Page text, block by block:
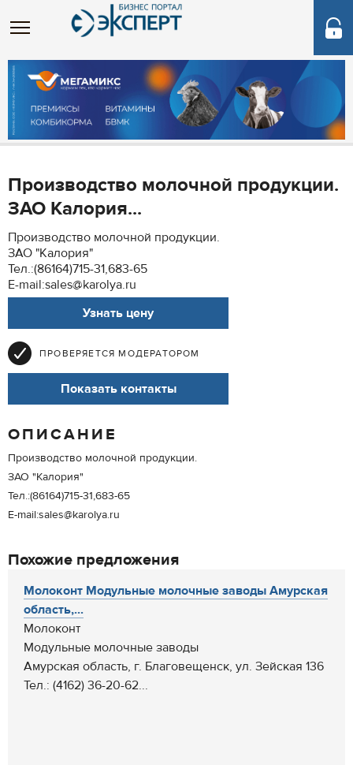
Производство молочной продукции.
ЗАО Калория...
Производство молочной продукции.
ЗАО "Калория"
Тел.:(86164)715-31,683-65
E-mail:sales@karolya.ru
Узнать цену
ПРОВЕРЯЕТСЯ МОДЕРАТОРОМ
Показать контакты
ОПИСАНИЕ
Производство молочной продукции.
ЗАО "Калория"
Тел.:(86164)715-31,683-65
E-mail:sales@karolya.ru
Похожие предложения
Молоконт Модульные молочные заводы Амурская
область,...
Молоконт
Модульные молочные заводы
Амурская область, г. Благовещенск, ул. Зейская 136
Тел.: (4162) 36-20-62...